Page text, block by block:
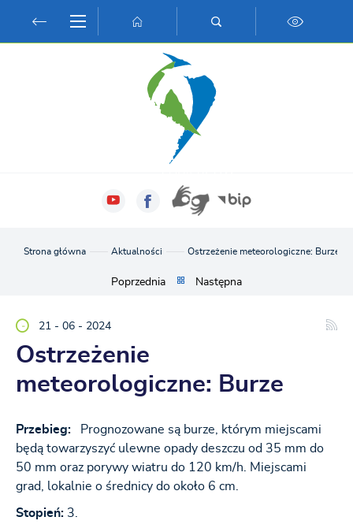
Przejdź do wyszukiwarki.
Przejdź do ustawień wielkości czcionki.
Włącz wersję kontrastową strony.
Strona główna Aktualności Ostrzeżenie meteorologiczne: Burze
Poprzednia Następna
21 - 06 - 2024
Ostrzeżenie
meteorologiczne: Burze
Przebieg:
Prognozowane są burze, którym miejscami
będą towarzyszyć ulewne opady deszczu od 35 mm do
50 mm oraz porywy wiatru do 120 km/h. Miejscami
grad, lokalnie o średnicy do około 6 cm.
Stopień: 3.